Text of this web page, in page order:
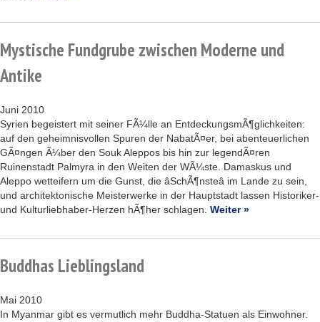
Mystische Fundgrube zwischen Moderne und
Antike
Juni 2010
Syrien begeistert mit seiner FÃ¼lle an EntdeckungsmÃ¶glichkeiten:
auf den geheimnisvollen Spuren der NabatÃ¤er, bei abenteuerlichen
GÃ¤ngen Ã¼ber den Souk Aleppos bis hin zur legendÃ¤ren
Ruinenstadt Palmyra in den Weiten der WÃ¼ste. Damaskus und
Aleppo wetteifern um die Gunst, die âSchÃ¶nsteâ im Lande zu sein,
und architektonische Meisterwerke in der Hauptstadt lassen Historiker-
und Kulturliebhaber-Herzen hÃ¶her schlagen. Weiter »
Buddhas Lieblingsland
Mai 2010
In Myanmar gibt es vermutlich mehr Buddha-Statuen als Einwohner.